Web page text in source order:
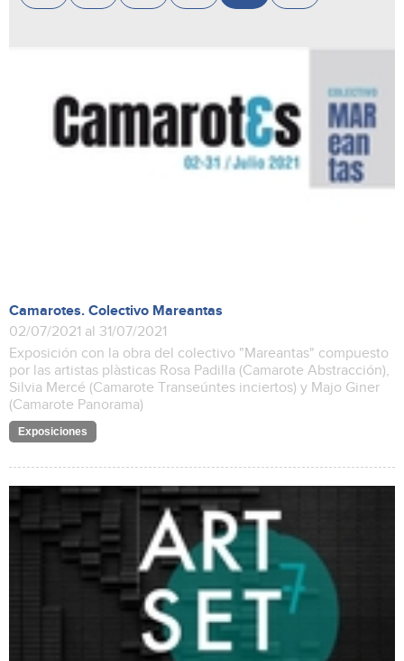
Camarotes. Colectivo Mareantas
02/07/2021 al 31/07/2021
Exposición con la obra del colectivo "Mareantas" compuesto
por las artistas plàsticas Rosa Padilla (Camarote Abstracción),
Silvia Mercé (Camarote Transeúntes inciertos) y Majo Giner
(Camarote Panorama)
Exposiciones